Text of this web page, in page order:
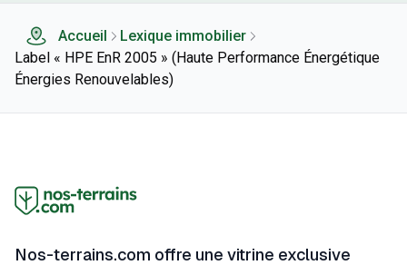
Accueil
Lexique immobilier
Label « HPE EnR 2005 » (Haute Performance Énergétique
Énergies Renouvelables)
Nos-terrains.com offre une vitrine exclusive